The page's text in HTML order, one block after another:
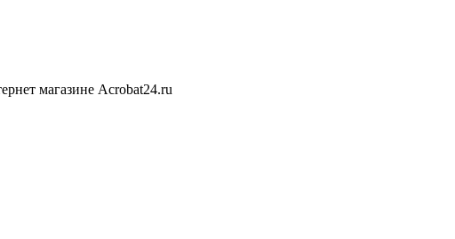
магазине Acrobat24.ru